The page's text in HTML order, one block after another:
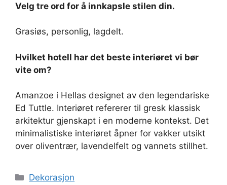
Velg tre ord for å innkapsle stilen din.
Grasiøs, personlig, lagdelt.
Hvilket hotell har det beste interiøret vi bør
vite om?
Amanzoe i Hellas designet av den legendariske
Ed Tuttle. Interiøret refererer til gresk klassisk
arkitektur gjenskapt i en moderne kontekst. Det
minimalistiske interiøret åpner for vakker utsikt
over oliventrær, lavendelfelt og vannets stillhet.
Kategorier
Dekorasjon